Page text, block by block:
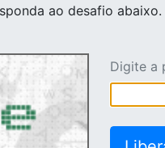
ao desafio abaixo.
Digite a